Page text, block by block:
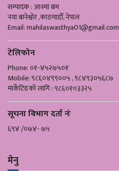
सम्पादक : आश्मा बम
नया बानेश्वोर ,काठमाडौँ, नेपाल
Email:mahilaswasthya01@gmail.com
टेलिफोन
Phone: ०१-४५२७५०१
Mobile: ९८६०४९९००५ , ९८४९३०५६८७
मार्केटिङको लागि : ९८६०१०३३२५
सूचना विभाग दर्ता नंः
६९४ /०७४- ७५
मेनु